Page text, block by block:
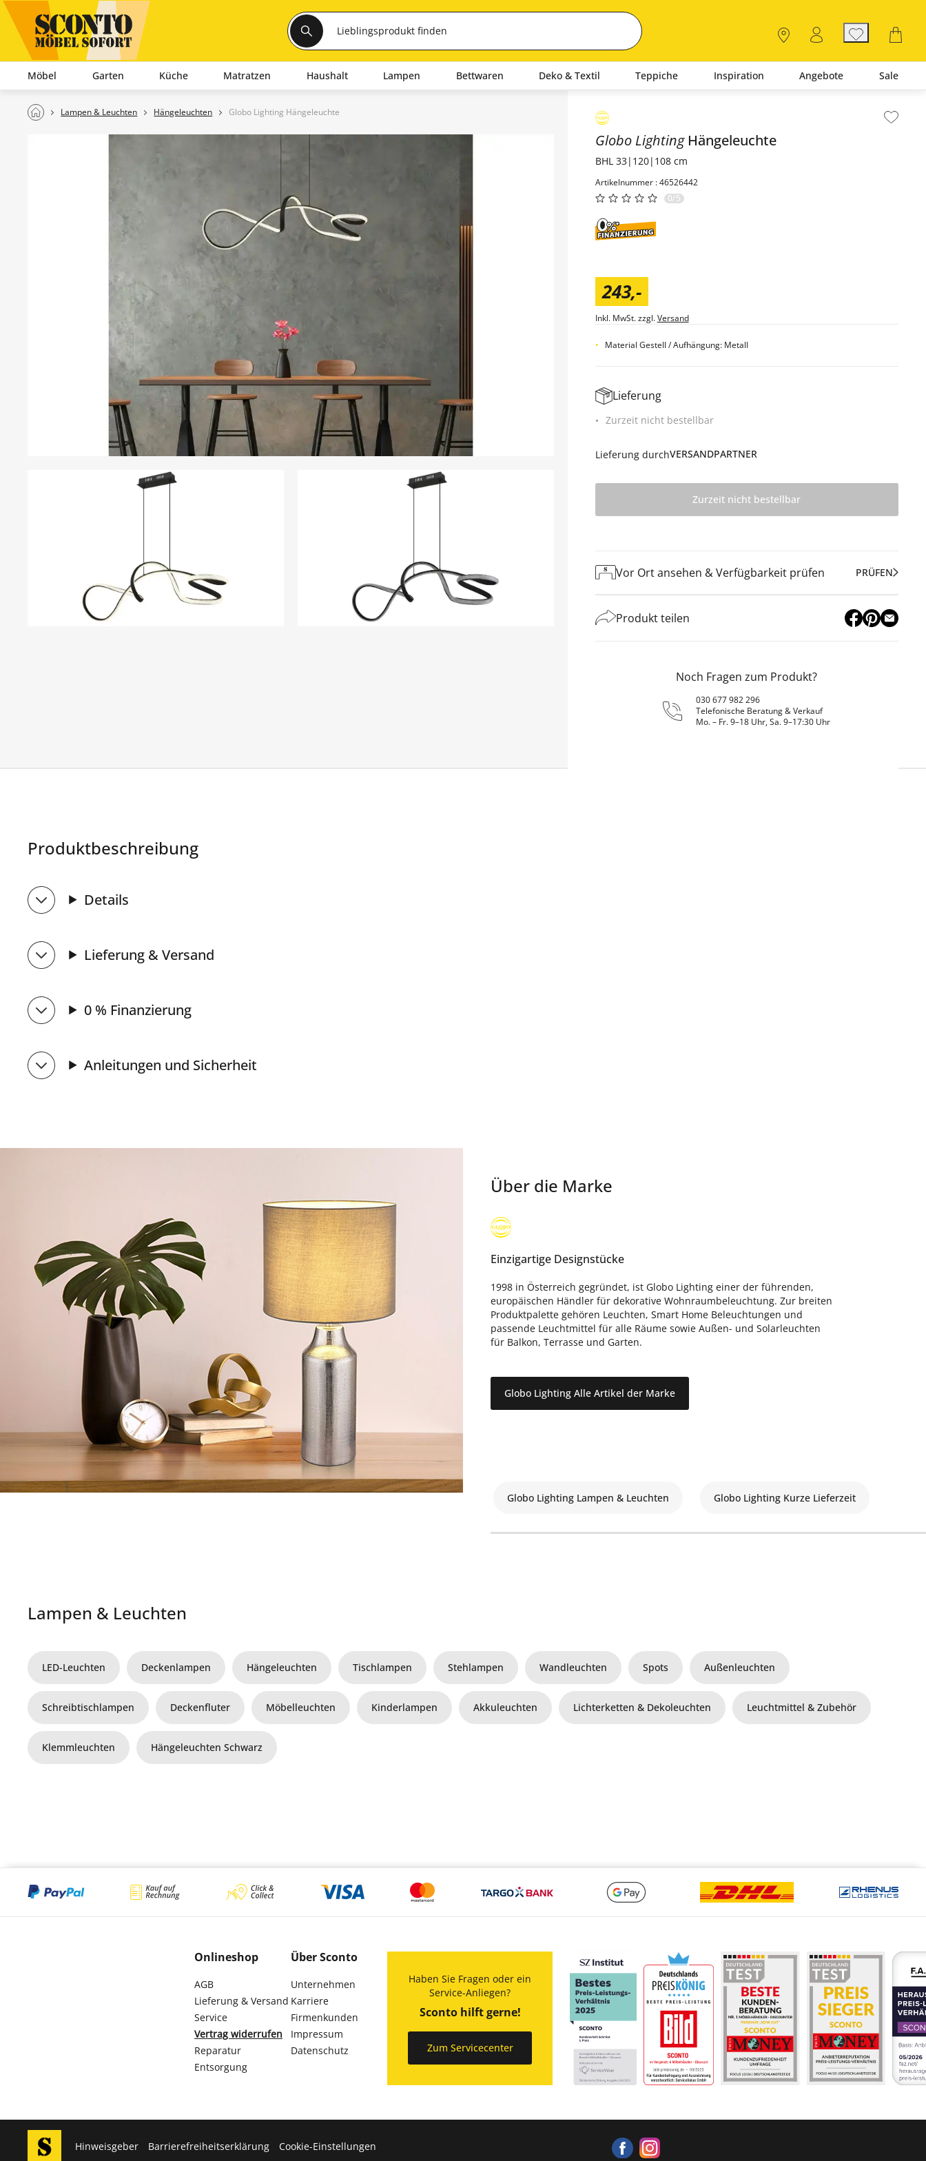
Möbel Garten Küche Matratzen Haushalt Lampen Bettwaren Deko & Textil Teppiche Inspiration Angebote Sale
Lampen & Leuchten Hängeleuchten Globo Lighting Hängeleuchte Inhalt der Seitenleiste überspringen - Zum Seitenende
Globo Lighting Hängeleuchte
BHL 33|120|108 cm
Artikelnummer : 46526442
0/5
243,-
Inkl. MwSt. zzgl.Versand
Material Gestell / Aufhängung: Metall
Lieferung
Zurzeit nicht bestellbar
Lieferung durchVERSANDPARTNER
Zurzeit nicht bestellbar
Vor Ort ansehen & Verfügbarkeit prüfen PRÜFEN
Produkt teilen
Noch Fragen zum Produkt?
030 677 982 296
Telefonische Beratung & Verkauf
Mo. – Fr. 9–18 Uhr, Sa. 9–17:30 Uhr
Produktbeschreibung
Details
Lieferung & Versand
0 % Finanzierung
Anleitungen und Sicherheit
Über die Marke
Einzigartige Designstücke
1998 in Österreich gegründet, ist Globo Lighting einer der führenden,
europäischen Händler für dekorative Wohnraumbeleuchtung. Zur breiten
Produktpalette gehören Leuchten, Smart Home Beleuchtungen und
passende Leuchtmittel für alle Räume sowie Außen- und Solarleuchten
für Balkon, Terrasse und Garten.
Globo Lighting Alle Artikel der Marke
Globo Lighting Lampen & Leuchten Globo Lighting Kurze Lieferzeit
Lampen & Leuchten
LED-Leuchten Deckenlampen Hängeleuchten Tischlampen Stehlampen Wandleuchten Spots Außenleuchten
Schreibtischlampen Deckenfluter Möbelleuchten Kinderlampen Akkuleuchten Lichterketten & Dekoleuchten Leuchtmittel & Zubehör
Klemmleuchten Hängeleuchten Schwarz
Onlineshop
AGB
Lieferung & Versand
Service
Vertrag widerrufen
Reparatur
Entsorgung
Über Sconto
Unternehmen
Karriere
Firmenkunden
Impressum
Datenschutz
Haben Sie Fragen oder ein
Service-Anliegen?
Sconto hilft gerne!
Zum Servicecenter
Hinweisgeber Barrierefreiheitserklärung Cookie-Einstellungen